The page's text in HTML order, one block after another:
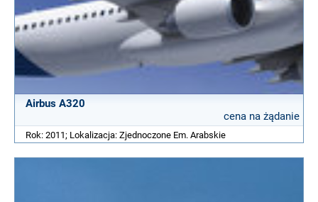
Airbus A320
cena na żądanie
Rok: 2011; Lokalizacja: Zjednoczone Em. Arabskie